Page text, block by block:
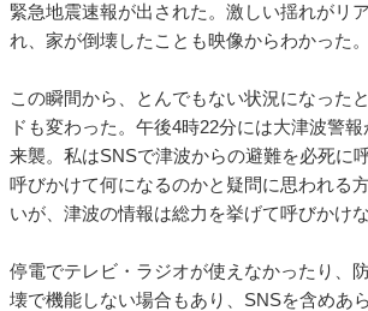
緊急地震速報が出された。激しい揺れがリ
れ、家が倒壊したことも映像からわかった。
この瞬間から、とんでもない状況になった
ドも変わった。午後4時22分には大津波警
来襲。私はSNSで津波からの避難を必死に
呼びかけて何になるのかと疑問に思われる
いが、津波の情報は総力を挙げて呼びかけ
停電でテレビ・ラジオが使えなかったり、
壊で機能しない場合もあり、SNSを含めあ